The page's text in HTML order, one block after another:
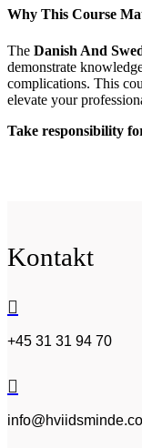
Why This Course
The Danish And
demonstrate
complications. This
elevate your
Take responsibility
Kontakt

+45 31 31 94 70
